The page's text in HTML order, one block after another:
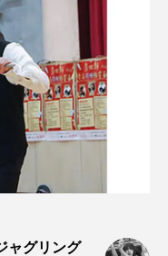
ャグリング